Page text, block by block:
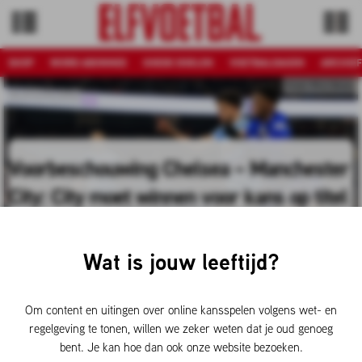
SHOP WORD ABONNEE GOEDE DOELEN VOETBALDAGEN ARCHIEF
BUITENLAND
Voorbeschouwing Chelsea – Manchester
City: City moet winnen voor kans op titel
Premier League. Het Chelsea van Liam Rosenior ontvangt
wat tweede staat. Wat valt er van deze wedstrijd te
verwachten?
Wat is jouw leeftijd?
Om content en uitingen over online kansspelen volgens wet- en
regelgeving te tonen, willen we zeker weten dat je oud genoeg
bent. Je kan hoe dan ook onze website bezoeken.